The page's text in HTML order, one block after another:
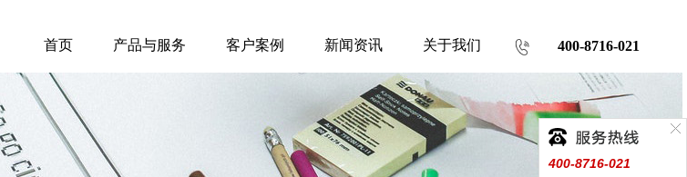
首页 产品与服务 客户案例 新闻资讯 关于我们 400-8716-021
400-8716-021